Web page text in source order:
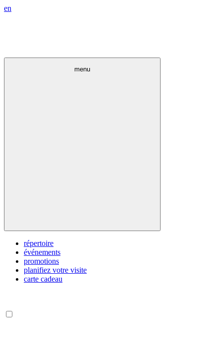
en
menu
répertoire
événements
promotions
planifiez votre visite
carte cadeau